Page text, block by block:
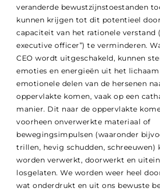
veranderde bewustzijnstoestanden
kunnen krijgen tot dit potentieel
capaciteit van het rationele verstand
executive officer”) te verminderen.
CEO wordt uitgeschakeld, kunnen
emoties en energieën uit het lichaam
emotionele delen van de hersenen
oppervlakte komen, vaak op een
manier. Dit naar de oppervlakte
voorheen onverwerkte materiaal of
bewegingsimpulsen (waaronder
trillen, hevig schudden, schreeuwen)
worden verwerkt, doorwerkt en
losgelaten. We worden weer heel
wat onderdrukt en uit ons bewuste